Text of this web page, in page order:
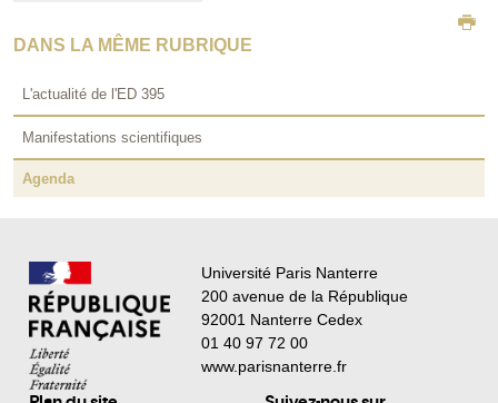
DANS LA MÊME RUBRIQUE
L'actualité de l'ED 395
Manifestations scientifiques
Agenda
Université Paris Nanterre
200 avenue de la République
92001 Nanterre Cedex
01 40 97 72 00
www.parisnanterre.fr